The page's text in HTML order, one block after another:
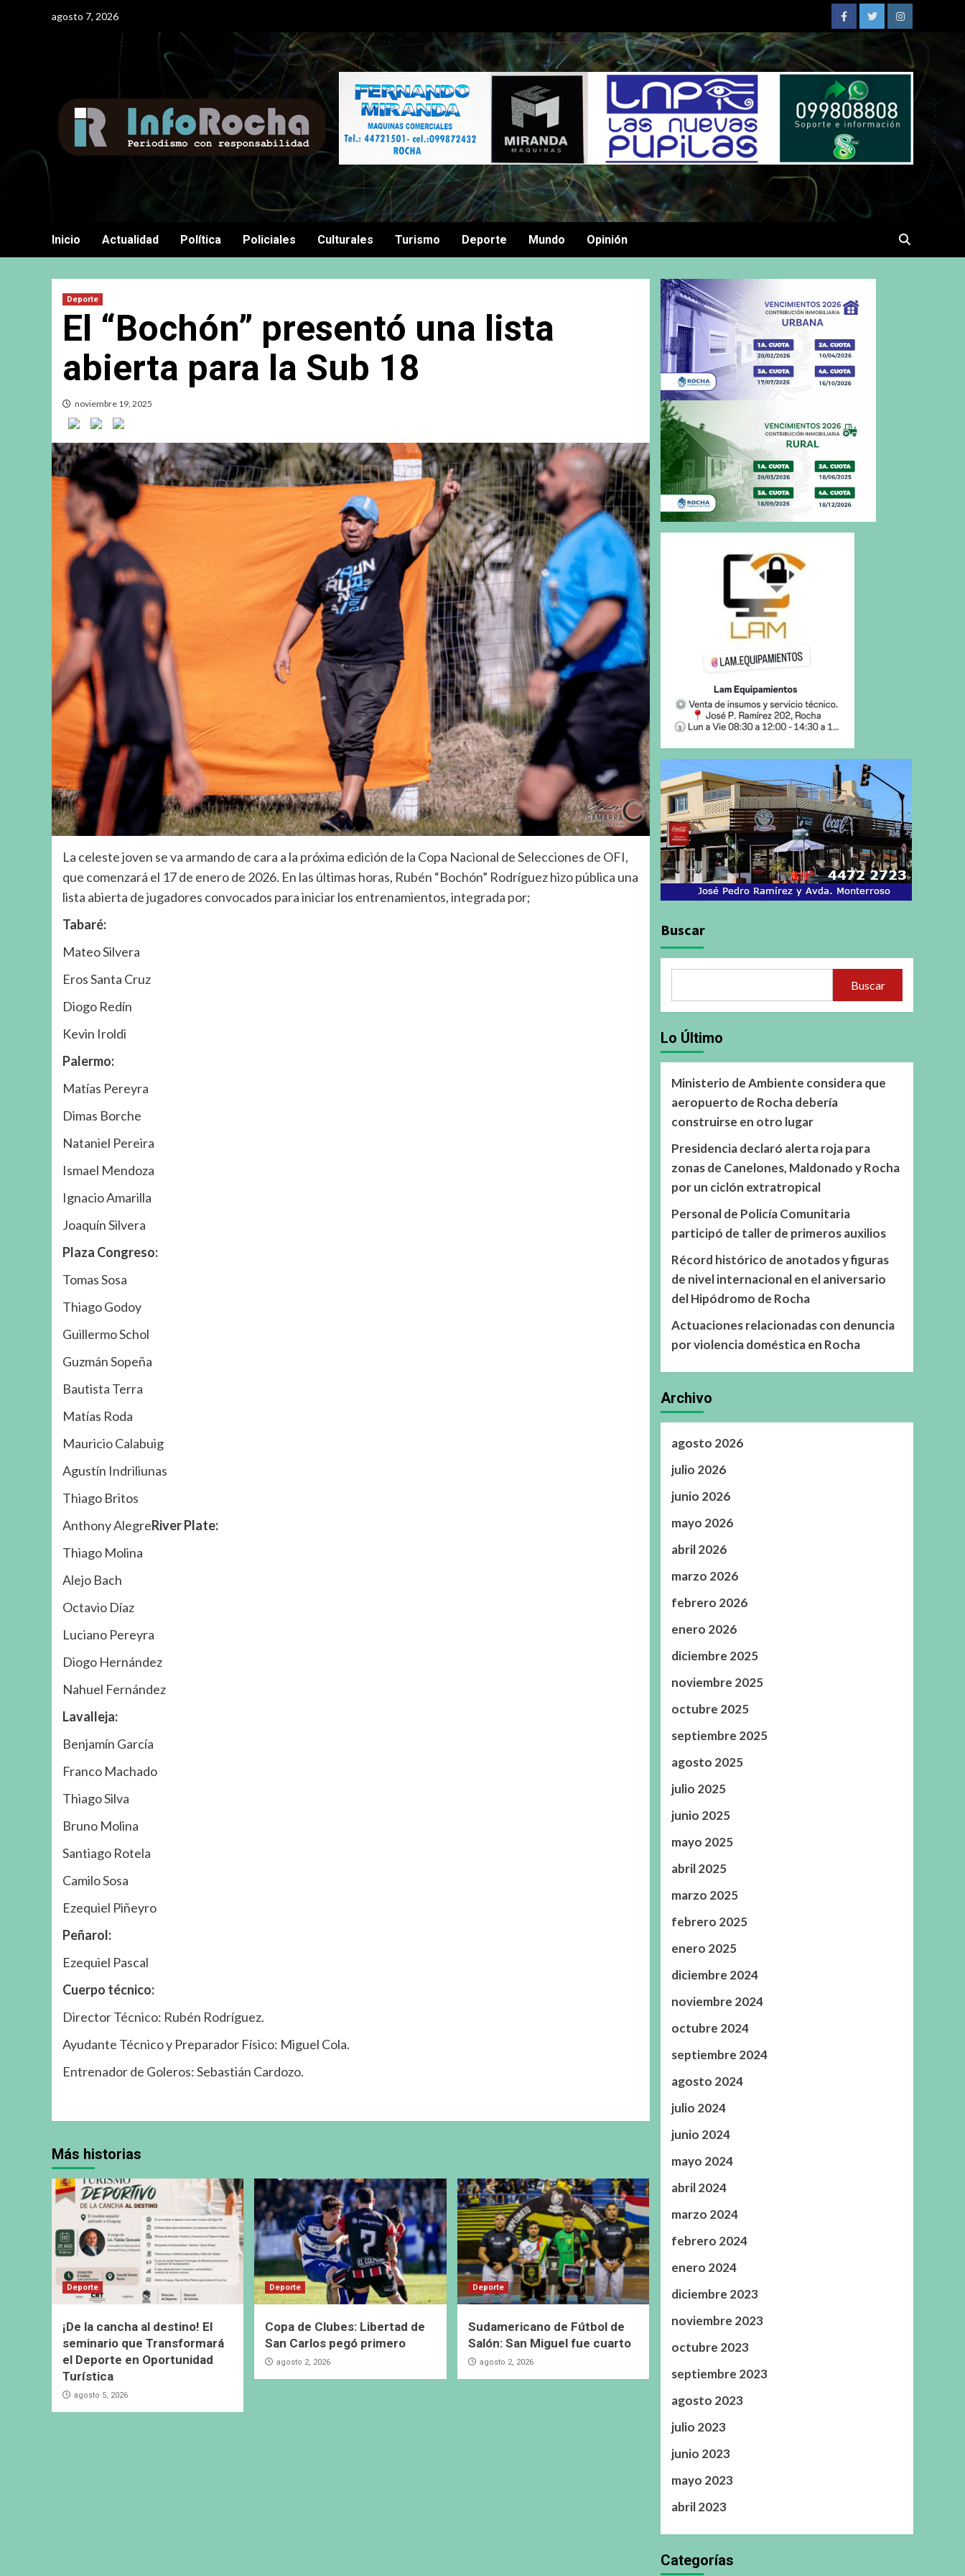
agosto 7, 2026
FacebookTwitterInstagram
Inicio Actualidad Política Policiales Culturales Turismo Deporte Mundo Opinión
Deporte
El “Bochón” presentó una lista
abierta para la Sub 18
noviembre 19, 2025
La celeste joven se va armando de cara a la próxima edición de la Copa Nacional de Selecciones de OFI,
que comenzará el 17 de enero de 2026. En las últimas horas, Rubén “Bochón” Rodríguez hizo pública una
lista abierta de jugadores convocados para iniciar los entrenamientos, integrada por;
Tabaré:
Mateo Silvera
Eros Santa Cruz
Diogo Redín
Kevin Iroldi
Palermo:
Matías Pereyra
Dimas Borche
Nataniel Pereira
Ismael Mendoza
Ignacio Amarilla
Joaquín Silvera
Plaza Congreso:
Tomas Sosa
Thiago Godoy
Guillermo Schol
Guzmán Sopeña
Bautista Terra
Matías Roda
Mauricio Calabuig
Agustín Indriliunas
Thiago Britos
Anthony AlegreRiver Plate:
Thiago Molina
Alejo Bach
Octavio Díaz
Luciano Pereyra
Diogo Hernández
Nahuel Fernández
Lavalleja:
Benjamín García
Franco Machado
Thiago Silva
Bruno Molina
Santiago Rotela
Camilo Sosa
Ezequiel Piñeyro
Peñarol:
Ezequiel Pascal
Cuerpo técnico:
Director Técnico: Rubén Rodríguez.
Ayudante Técnico y Preparador Físico: Miguel Cola.
Entrenador de Goleros: Sebastián Cardozo.
Más historias
Deporte
¡De la cancha al destino! El
seminario que Transformará
el Deporte en Oportunidad
Turística
agosto 5, 2026
Deporte
Copa de Clubes: Libertad de
San Carlos pegó primero
agosto 2, 2026
Deporte
Sudamericano de Fútbol de
Salón: San Miguel fue cuarto
agosto 2, 2026
Buscar
Buscar
Lo Último
Ministerio de Ambiente considera que
aeropuerto de Rocha debería
construirse en otro lugar
Presidencia declaró alerta roja para
zonas de Canelones, Maldonado y Rocha
por un ciclón extratropical
Personal de Policía Comunitaria
participó de taller de primeros auxilios
Récord histórico de anotados y figuras
de nivel internacional en el aniversario
del Hipódromo de Rocha
Actuaciones relacionadas con denuncia
por violencia doméstica en Rocha
Archivo
agosto 2026
julio 2026
junio 2026
mayo 2026
abril 2026
marzo 2026
febrero 2026
enero 2026
diciembre 2025
noviembre 2025
octubre 2025
septiembre 2025
agosto 2025
julio 2025
junio 2025
mayo 2025
abril 2025
marzo 2025
febrero 2025
enero 2025
diciembre 2024
noviembre 2024
octubre 2024
septiembre 2024
agosto 2024
julio 2024
junio 2024
mayo 2024
abril 2024
marzo 2024
febrero 2024
enero 2024
diciembre 2023
noviembre 2023
octubre 2023
septiembre 2023
agosto 2023
julio 2023
junio 2023
mayo 2023
abril 2023
Categorías